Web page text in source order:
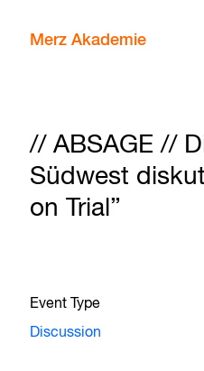
Merz Akademie
// ABSAGE //
Südwest
on Trial”
Event Type
Discussion